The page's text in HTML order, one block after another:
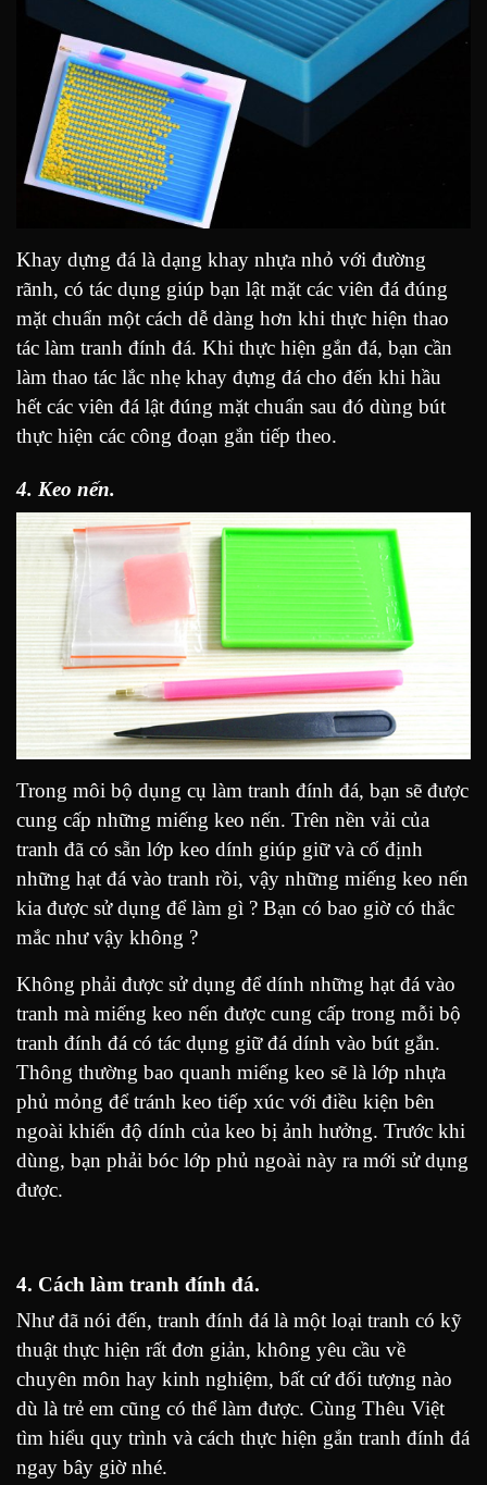
Khay dựng đá là dạng khay nhựa nhỏ với đường
rãnh, có tác dụng giúp bạn lật mặt các viên đá đúng
mặt chuẩn một cách dễ dàng hơn khi thực hiện thao
tác làm tranh đính đá. Khi thực hiện gắn đá, bạn cần
làm thao tác lắc nhẹ khay đựng đá cho đến khi hầu
hết các viên đá lật đúng mặt chuẩn sau đó dùng bút
thực hiện các công đoạn gắn tiếp theo.
4. Keo nến.
Trong môi bộ dụng cụ làm tranh đính đá, bạn sẽ được
cung cấp những miếng keo nến. Trên nền vải của
tranh đã có sẵn lớp keo dính giúp giữ và cố định
những hạt đá vào tranh rồi, vậy những miếng keo nến
kia được sử dụng để làm gì ? Bạn có bao giờ có thắc
mắc như vậy không ?
Không phải được sử dụng để dính những hạt đá vào
tranh mà miếng keo nến được cung cấp trong mỗi bộ
tranh đính đá có tác dụng giữ đá dính vào bút gắn.
Thông thường bao quanh miếng keo sẽ là lớp nhựa
phủ mỏng để tránh keo tiếp xúc với điều kiện bên
ngoài khiến độ dính của keo bị ảnh hưởng. Trước khi
dùng, bạn phải bóc lớp phủ ngoài này ra mới sử dụng
được.
4. Cách làm tranh đính đá.
Như đã nói đến, tranh đính đá là một loại tranh có kỹ
thuật thực hiện rất đơn giản, không yêu cầu về
chuyên môn hay kinh nghiệm, bất cứ đối tượng nào
dù là trẻ em cũng có thể làm được. Cùng Thêu Việt
tìm hiểu quy trình và cách thực hiện gắn tranh đính đá
ngay bây giờ nhé.